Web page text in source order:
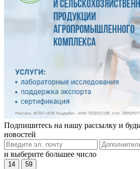
Подпишитесь на нашу рассылку и
новостей
и выберите большее число
14 59